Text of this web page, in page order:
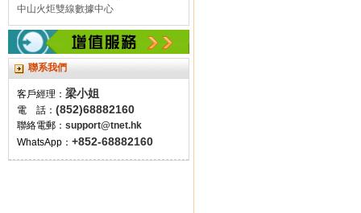
中山火炬雙線數據中心
聯系我們
客戶經理： 梁小姐
電 話： (852)68882160
聯絡電郵： support@tnet.hk
WhatsApp： +852-68882160